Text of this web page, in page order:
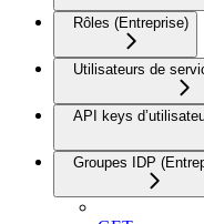
Rôles (Entreprise)
Utilisateurs de
API keys
Groupes IDP